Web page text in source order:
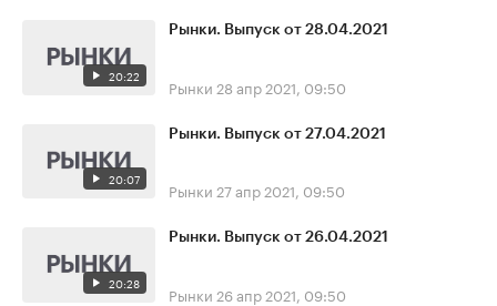
20:22
Рынки. Выпуск от 28.04.2021
Рынки 28 апр 2021, 09:50
20:07
Рынки. Выпуск от 27.04.2021
Рынки 27 апр 2021, 09:50
20:28
Рынки. Выпуск от 26.04.2021
Рынки 26 апр 2021, 09:50